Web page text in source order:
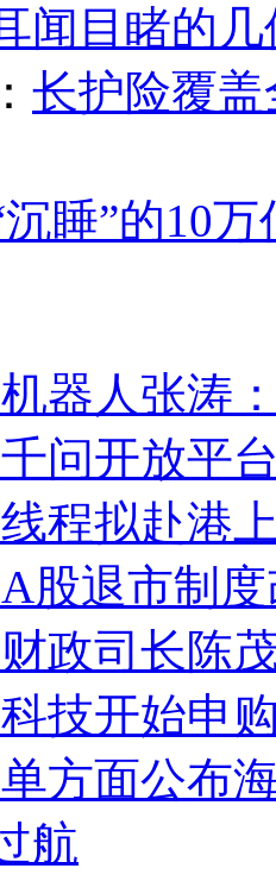
闻目睹的
： 长护险覆
沉睡”的10
器人张涛
问开放平
程拟赴港
股退市制
政司长陈
技开始申
方面公布
航